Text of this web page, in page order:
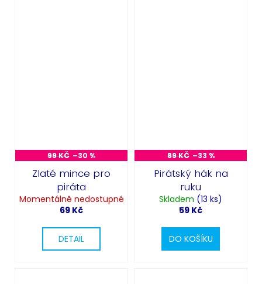
99 KČ –30 %
Zlaté mince pro
piráta
Momentálně nedostupné
69 Kč
DETAIL
89 KČ –33 %
Pirátský hák na
ruku
Skladem (13 ks)
59 Kč
DO KOŠÍKU